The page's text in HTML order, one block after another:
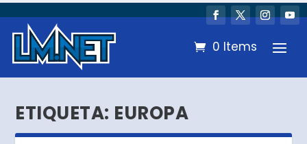
0 Items
ETIQUETA: EUROPA